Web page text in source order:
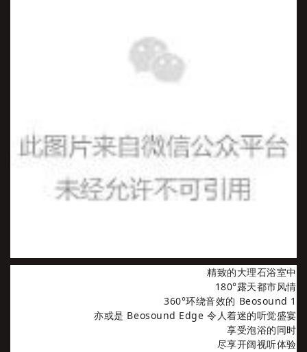
精致的大理石浴室中
180°露天都市风情
360°环绕音效的 Beosound 1
亦或是 Beosound Edge 令人着迷的听觉盛宴
享受泡浴的同时
尽享开阔视听体验